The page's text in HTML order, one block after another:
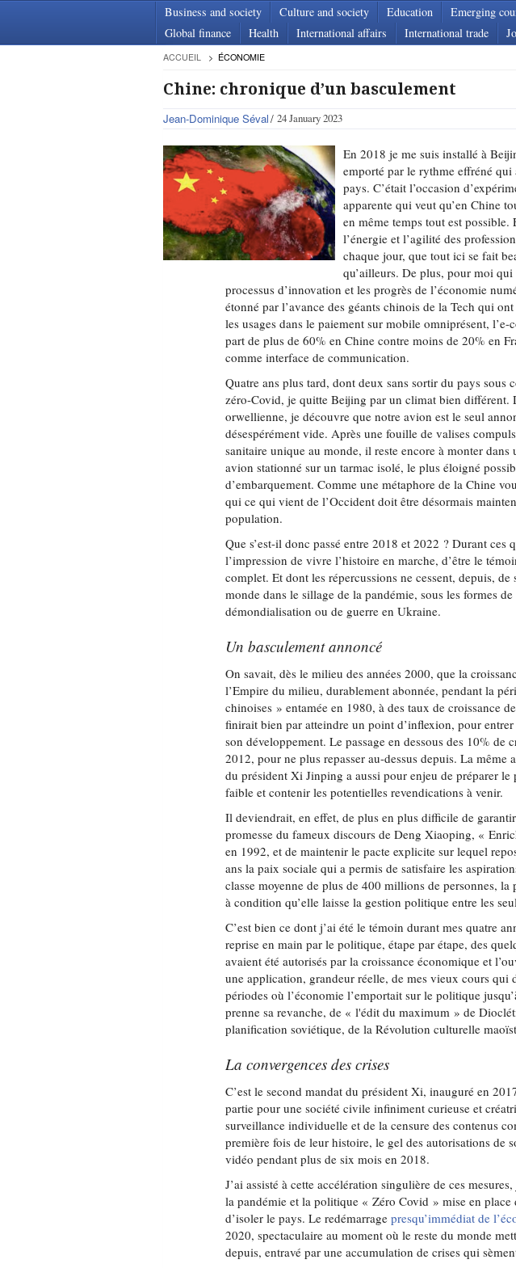
Business and society Culture and society Education Emerging
Global finance
Health International affairs International trade
ACCUEIL ÉCONOMIE
Chine: chronique d’un basculement
Jean-Dominique Séval 24 January 2023
En 2018 je me suis installé à
emporté par le rythme effréné qui
pays. C’était l’occasion
apparente qui veut qu’en Chine
en même temps tout est possible.
l’énergie et l’agilité des
chaque jour, que tout ici se fait
qu’ailleurs. De plus, pour moi
processus d’innovation et les progrès de l’économie
étonné par l’avance des géants chinois de la Tech qui
les usages dans le paiement sur mobile omniprésent, l’e-
part de plus de 60% en Chine contre moins de 20% en
comme interface de communication.
Quatre ans plus tard, dont deux sans sortir du pays sous
zéro-Covid, je quitte Beijing par un climat bien différent.
orwellienne, je découvre que notre avion est le seul
désespérément vide. Après une fouille de valises
sanitaire unique au monde, il reste encore à monter
avion stationné sur un tarmac isolé, le plus éloigné
d’embarquement. Comme une métaphore de la Chine
qui ce qui vient de l’Occident doit être désormais
population.
Que s’est-il donc passé entre 2018 et 2022 ? Durant ces
l’impression de vivre l’histoire en marche, d’être le
complet. Et dont les répercussions ne cessent, depuis, de
monde dans le sillage de la pandémie, sous les formes
démondialisation ou de guerre en Ukraine.
Un basculement annoncé
On savait, dès le milieu des années 2000, que la
l’Empire du milieu, durablement abonnée, pendant la
chinoises » entamée en 1980, à des taux de croissance
finirait bien par atteindre un point d’inflexion, pour
son développement. Le passage en dessous des 10% de
2012, pour ne plus repasser au-dessus depuis. La même
du président Xi Jinping a aussi pour enjeu de préparer le
faible et contenir les potentielles revendications à venir.
Il deviendrait, en effet, de plus en plus difficile de
promesse du fameux discours de Deng Xiaoping, «
en 1992, et de maintenir le pacte explicite sur lequel
ans la paix sociale qui a permis de satisfaire les
classe moyenne de plus de 400 millions de personnes,
à condition qu’elle laisse la gestion politique entre les
C’est bien ce dont j’ai été le témoin durant mes quatre
reprise en main par le politique, étape par étape, des
avaient été autorisés par la croissance économique et
une application, grandeur réelle, de mes vieux cours qui
périodes où l’économie l’emportait sur le politique
prenne sa revanche, de « l'édit du maximum » de
planification soviétique, de la Révolution culturelle
La convergences des crises
C’est le second mandat du président Xi, inauguré en
partie pour une société civile infiniment curieuse et
surveillance individuelle et de la censure des contenus
première fois de leur histoire, le gel des autorisations de
vidéo pendant plus de six mois en 2018.
J’ai assisté à cette accélération singulière de ces
la pandémie et la politique « Zéro Covid » mise en place
d’isoler le pays. Le redémarragepresqu’immédiat de
2020, spectaculaire au moment où le reste du monde
depuis, entravé par une accumulation de crises qui